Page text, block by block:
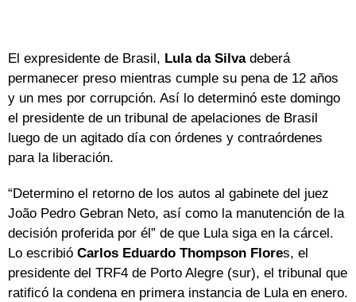
El expresidente de Brasil, Lula da Silvadeberá
permanecer preso mientras cumple su pena de 12 años
y un mes por corrupción. Así lo determinó este domingo
el presidente de un tribunal de apelaciones de Brasil
luego de un agitado día con órdenes y contraórdenes
para la liberación.
“Determino el retorno de los autos al gabinete del juez
João Pedro Gebran Neto, así como la manutención de la
decisión proferida por él” de que Lula siga en la cárcel.
Lo escribió Carlos Eduardo Thompson Flores, el
presidente del TRF4 de Porto Alegre (sur), el tribunal que
ratificó la condena en primera instancia de Lula en enero.